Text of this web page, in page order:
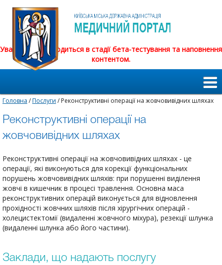
Увага! Сайт знаходиться в стадії бета-тестування та наповнення
контентом.
Головна /Послуги / Реконструктивні операції на жовчовивідних шляхах
Реконструктивні операції на
жовчовивідних шляхах
Реконструктивні операції на жовчовивідних шляхах - це
операції, які виконуються для корекції функціональних
порушень жовчовивідних шляхів: при порушенні виділення
жовчі в кишечник в процесі травлення. Основна маса
реконструктивних операцій виконується для відновлення
прохідності жовчних шляхів після хірургічних операцій -
холецистектомії (видаленні жовчного міхура), резекції шлунка
(видаленні шлунка або його частини).
Заклади, що надають послугу